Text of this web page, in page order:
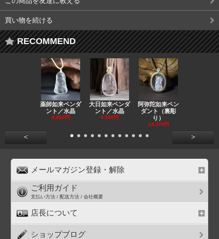
買い物を続ける
RECOMMEND
薬師如来ペンダ
ント／水晶
8,860円
大日如来ペンダ
ント／水晶
9,550円
阿弥陀如来ペン
ダント（裏彫
り）
14,370円
< >
メールマガジン登録・解除
ご利用ガイド
支払い方法 / 配送方法 / 会社概要
店長について
ショップブログ